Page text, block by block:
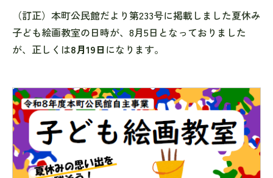
（訂正）本町公民館だより第233号に掲載しました夏休み
子ども絵画教室の日時が、8月5日となっておりました
が、正しくは8月19日 になります。